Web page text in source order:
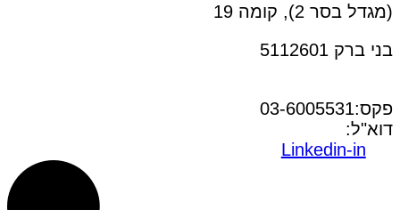
(מגדל בסר 2), קומה 19
בני ברק 5112601
פקס:03-6005531
דוא"ל:
Linkedin-in